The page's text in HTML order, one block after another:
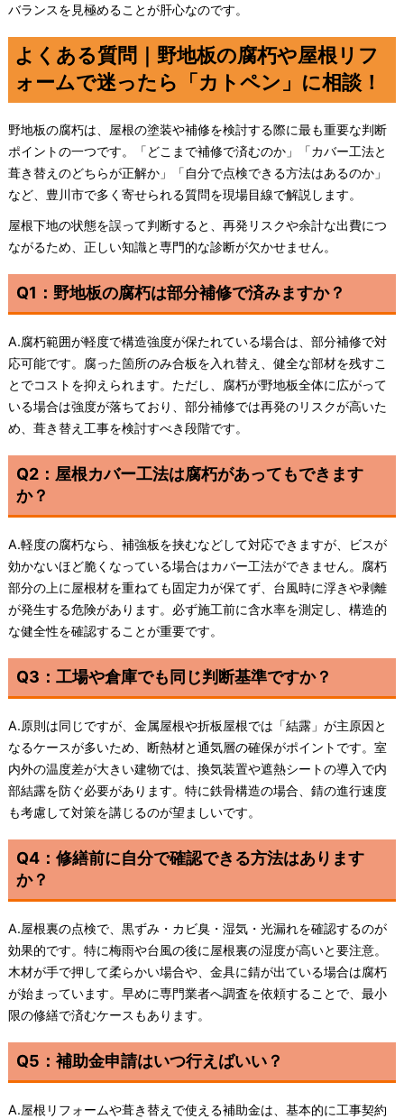
バランスを見極めることが肝心なのです。
よくある質問｜野地板の腐朽や屋根リフ
ォームで迷ったら「カトペン」に相談！
野地板の腐朽は、屋根の塗装や補修を検討する際に最も重要な判断
ポイントの一つです。「どこまで補修で済むのか」「カバー工法と
葺き替えのどちらが正解か」「自分で点検できる方法はあるのか」
など、豊川市で多く寄せられる質問を現場目線で解説します。
屋根下地の状態を誤って判断すると、再発リスクや余計な出費につ
ながるため、正しい知識と専門的な診断が欠かせません。
Q1：野地板の腐朽は部分補修で済みますか？
A.腐朽範囲が軽度で構造強度が保たれている場合は、部分補修で対
応可能です。腐った箇所のみ合板を入れ替え、健全な部材を残すこ
とでコストを抑えられます。ただし、腐朽が野地板全体に広がって
いる場合は強度が落ちており、部分補修では再発のリスクが高いた
め、葺き替え工事を検討すべき段階です。
Q2：屋根カバー工法は腐朽があってもできます
か？
A.軽度の腐朽なら、補強板を挟むなどして対応できますが、ビスが
効かないほど脆くなっている場合はカバー工法ができません。腐朽
部分の上に屋根材を重ねても固定力が保てず、台風時に浮きや剥離
が発生する危険があります。必ず施工前に含水率を測定し、構造的
な健全性を確認することが重要です。
Q3：工場や倉庫でも同じ判断基準ですか？
A.原則は同じですが、金属屋根や折板屋根では「結露」が主原因と
なるケースが多いため、断熱材と通気層の確保がポイントです。室
内外の温度差が大きい建物では、換気装置や遮熱シートの導入で内
部結露を防ぐ必要があります。特に鉄骨構造の場合、錆の進行速度
も考慮して対策を講じるのが望ましいです。
Q4：修繕前に自分で確認できる方法はあります
か？
A.屋根裏の点検で、黒ずみ・カビ臭・湿気・光漏れを確認するのが
効果的です。特に梅雨や台風の後に屋根裏の湿度が高いと要注意。
木材が手で押して柔らかい場合や、金具に錆が出ている場合は腐朽
が始まっています。早めに専門業者へ調査を依頼することで、最小
限の修繕で済むケースもあります。
Q5：補助金申請はいつ行えばいい？
A.屋根リフォームや葺き替えで使える補助金は、基本的に工事契約